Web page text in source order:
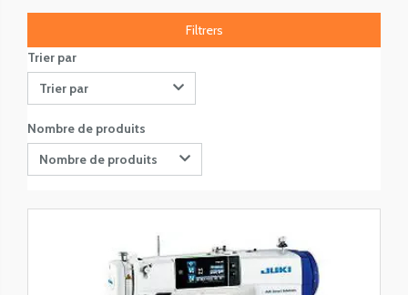
Filtrers
Trier par
Trier par
Nombre de produits
Nombre de produits